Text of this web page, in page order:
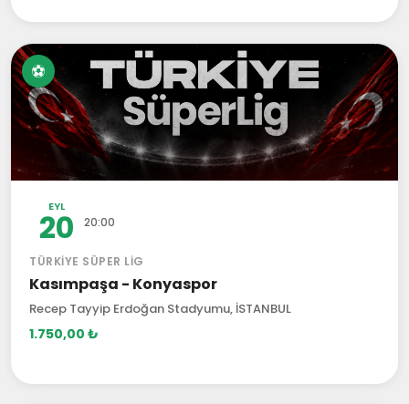
⚽
EYL
20 20:00
TÜRKIYE SÜPER LIG
Kasımpaşa - Konyaspor
Recep Tayyip Erdoğan Stadyumu, İSTANBUL
1.750,00 ₺